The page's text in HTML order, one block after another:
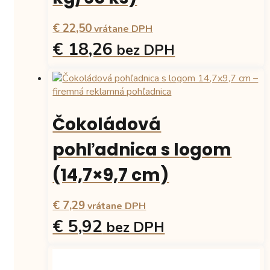
€ 22,50vrátane DPH
€ 18,26 bez DPH
Čokoládová
pohľadnica s logom
(14,7×9,7 cm)
€ 7,29vrátane DPH
€ 5,92 bez DPH